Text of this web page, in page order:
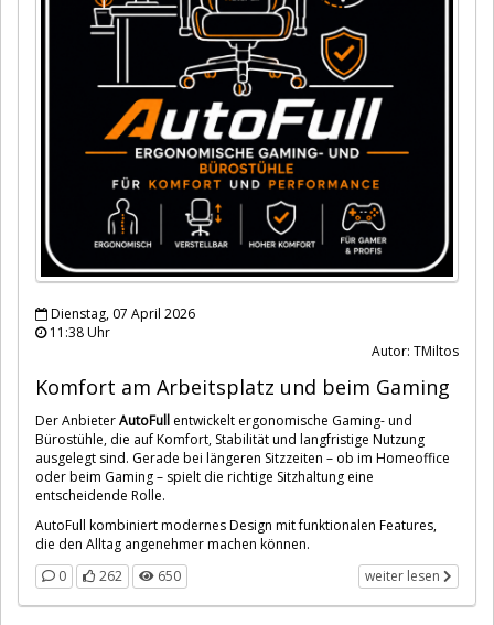
Dienstag, 07 April 2026
11:38 Uhr
Autor: TMiltos
Komfort am Arbeitsplatz und beim Gaming
Der AnbieterAutoFull entwickelt ergonomische Gaming- und
Bürostühle, die auf Komfort, Stabilität und langfristige Nutzung
ausgelegt sind. Gerade bei längeren Sitzzeiten – ob im Homeoffice
oder beim Gaming – spielt die richtige Sitzhaltung eine
entscheidende Rolle.
AutoFull kombiniert modernes Design mit funktionalen Features,
die den Alltag angenehmer machen können.
0
262 650 weiter lesen